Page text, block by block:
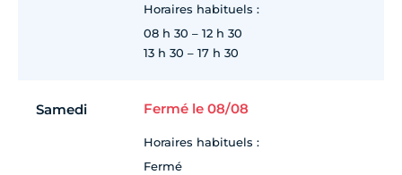
Horaires habituels :
08 h 30 – 12 h 30
13 h 30 – 17 h 30
Samedi Fermé le 08/08
Horaires habituels :
Fermé